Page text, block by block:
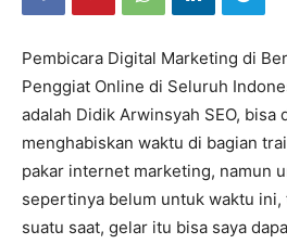
Pembicara Digital Marketing di
Penggiat Online di Seluruh
adalah Didik Arwinsyah SEO, bisa
menghabiskan waktu di bagian
pakar internet marketing, namun
sepertinya belum untuk waktu ini,
suatu saat, gelar itu bisa saya